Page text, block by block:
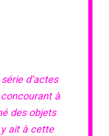
d’actes
à
des objets
y ait à cette